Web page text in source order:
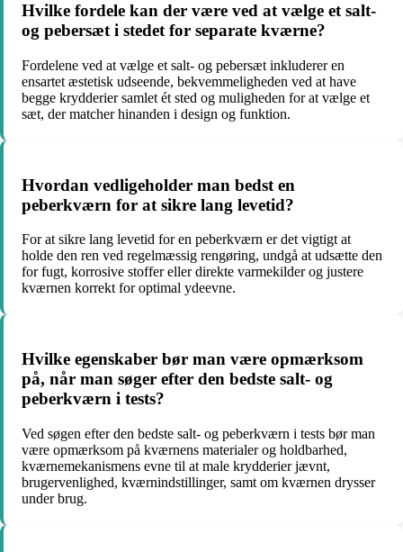
Hvilke fordele kan der være ved at vælge et salt-
og pebersæt i stedet for separate kværne?
Fordelene ved at vælge et salt- og pebersæt inkluderer en
ensartet æstetisk udseende, bekvemmeligheden ved at have
begge krydderier samlet ét sted og muligheden for at vælge et
sæt, der matcher hinanden i design og funktion.
Hvordan vedligeholder man bedst en
peberkværn for at sikre lang levetid?
For at sikre lang levetid for en peberkværn er det vigtigt at
holde den ren ved regelmæssig rengøring, undgå at udsætte den
for fugt, korrosive stoffer eller direkte varmekilder og justere
kværnen korrekt for optimal ydeevne.
Hvilke egenskaber bør man være opmærksom
på, når man søger efter den bedste salt- og
peberkværn i tests?
Ved søgen efter den bedste salt- og peberkværn i tests bør man
være opmærksom på kværnens materialer og holdbarhed,
kværnemekanismens evne til at male krydderier jævnt,
brugervenlighed, kværnindstillinger, samt om kværnen drysser
under brug.